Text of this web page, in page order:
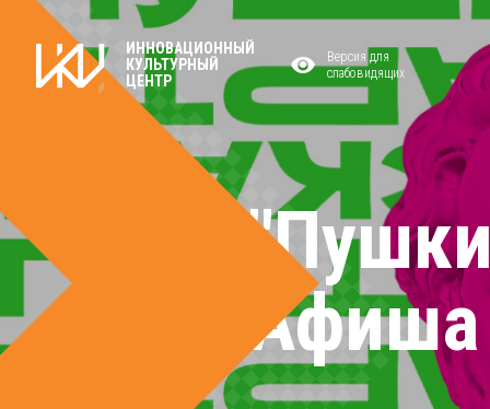
ИННОВАЦИОННЫЙ
КУЛЬТУРНЫЙ
ЦЕНТР
Версия для
слабовидящих